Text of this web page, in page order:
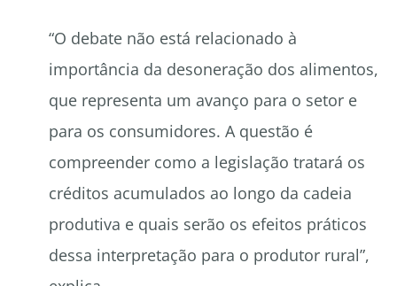
“O debate não está relacionado à
importância da desoneração dos alimentos,
que representa um avanço para o setor e
para os consumidores. A questão é
compreender como a legislação tratará os
créditos acumulados ao longo da cadeia
produtiva e quais serão os efeitos práticos
dessa interpretação para o produtor rural”,